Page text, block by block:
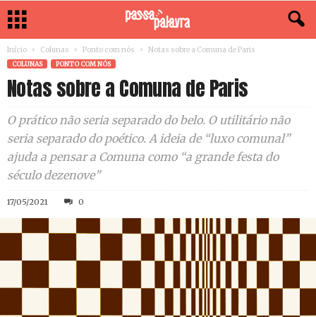
Início Colunas Ponto com nós Notas sobre a Comuna de Paris
COLUNAS PONTO COM NÓS
Notas sobre a Comuna de Paris
O prático não seria separado do belo. O utilitário não
seria separado do poético. A ideia de “luxo comunal”
ajuda a pensar a Comuna como “a grande festa do
século dezenove”
17/05/2021 0